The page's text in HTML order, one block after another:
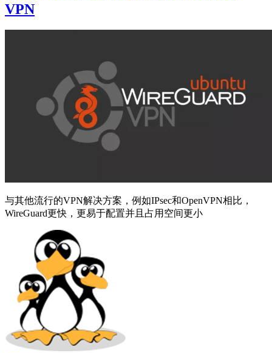
VPN
与其他流行的VPN解决方案，例如IPsec和OpenVPN相比，
WireGuard更快，更易于配置并且占用空间更小